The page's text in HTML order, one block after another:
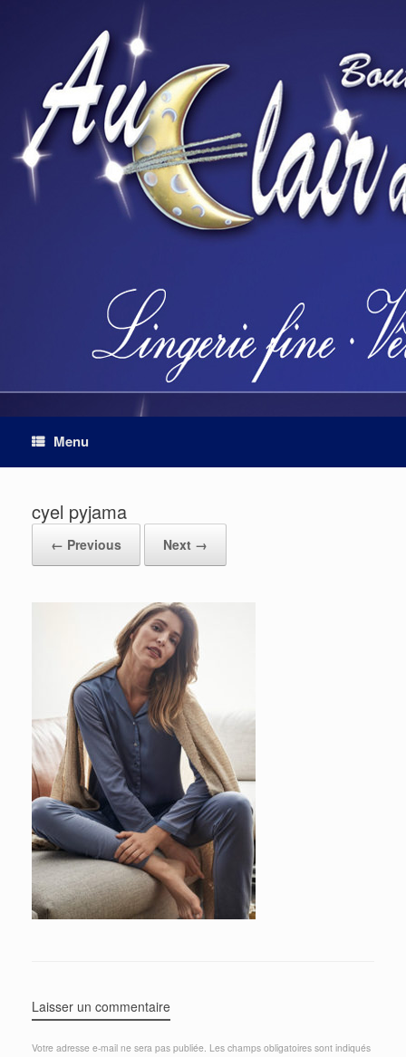
Menu
cyel pyjama
← Previous Next →
Laisser un commentaire
Votre adresse e-mail ne sera pas publiée. Les champs obligatoires sont indiqués